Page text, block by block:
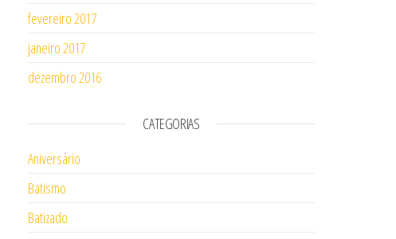
fevereiro 2017
janeiro 2017
dezembro 2016
CATEGORIAS
Aniversário
Batismo
Batizado